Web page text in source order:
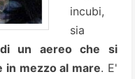
incubi,
sia
un aereo che si
in mezzo al mare. E'